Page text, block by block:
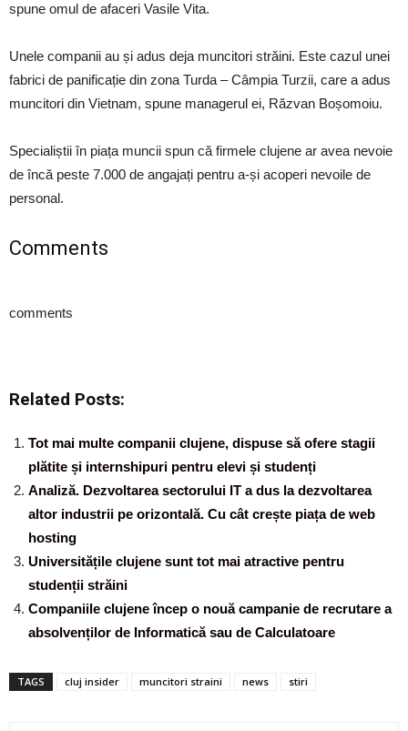
spune omul de afaceri Vasile Vita.
Unele companii au și adus deja muncitori străini. Este cazul unei
fabrici de panificație din zona Turda – Câmpia Turzii, care a adus
muncitori din Vietnam, spune managerul ei, Răzvan Boșomoiu.
Specialiștii în piața muncii spun că firmele clujene ar avea nevoie
de încă peste 7.000 de angajați pentru a-și acoperi nevoile de
personal.
Comments
comments
Related Posts:
Tot mai multe companii clujene, dispuse să ofere stagii
plătite și internshipuri pentru elevi și studenți
Analiză. Dezvoltarea sectorului IT a dus la dezvoltarea
altor industrii pe orizontală. Cu cât crește piața de web
hosting
Universitățile clujene sunt tot mai atractive pentru
studenții străini
Companiile clujene încep o nouă campanie de recrutare a
absolvenților de Informatică sau de Calculatoare
TAGS cluj insider muncitori straini news stiri